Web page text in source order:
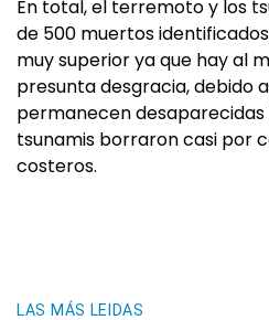
En total, el terremoto y los
de 500 muertos
muy superior ya que hay al
presunta desgracia, debido
permanecen desaparecidas
tsunamis borraron casi por
costeros.
LAS MÁS LEIDAS